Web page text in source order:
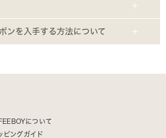
ンを入手する方法について
について
ピングガイド